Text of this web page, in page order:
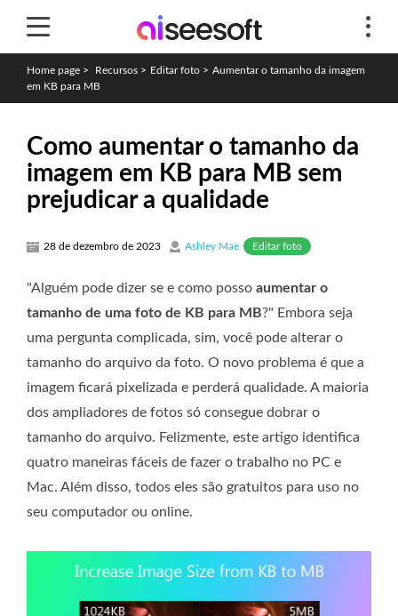
Home page > Recursos > Editar foto > Aumentar o tamanho da imagem
em KB para MB
Como aumentar o tamanho da
imagem em KB para MB sem
prejudicar a qualidade
28 de dezembro de 2023 Ashley Mae Editar foto
"Alguém pode dizer se e como posso aumentar o
tamanho de uma foto de KB para MB?" Embora seja
uma pergunta complicada, sim, você pode alterar o
tamanho do arquivo da foto. O novo problema é que a
imagem ficará pixelizada e perderá qualidade. A maioria
dos ampliadores de fotos só consegue dobrar o
tamanho do arquivo. Felizmente, este artigo identifica
quatro maneiras fáceis de fazer o trabalho no PC e
Mac. Além disso, todos eles são gratuitos para uso no
seu computador ou online.